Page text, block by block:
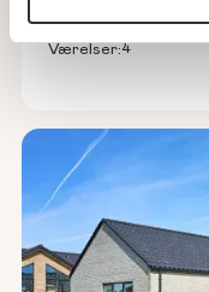
Areal:199m²
Værelser:4